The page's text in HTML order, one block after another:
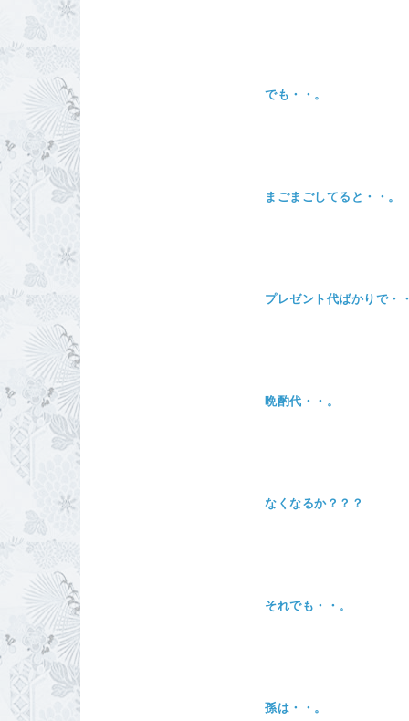
でも・・。
まごまごしてると・・。
プレゼント代ばかりで・
晩酌代・・。
なくなるか？？？
それでも・・。
孫は・・。